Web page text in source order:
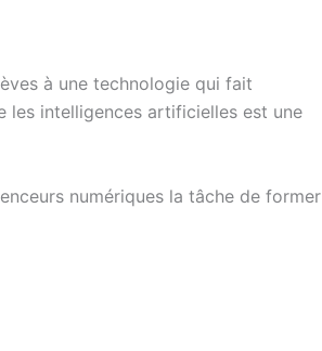
à une technologie qui fait
les intelligences artificielles est une
numériques la tâche de former